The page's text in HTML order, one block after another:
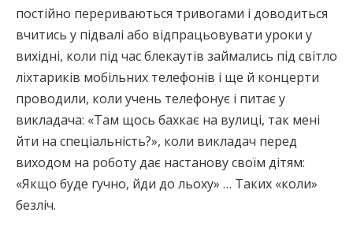
постійно перериваються тривогами і доводиться
вчитись у підвалі або відпрацьовувати уроки у
вихідні, коли під час блекаутів займались під світло
ліхтариків мобільних телефонів і ще й концерти
проводили, коли учень телефонує і питає у
викладача: «Там щось бахкає на вулиці, так мені
йти на спеціальність?», коли викладач перед
виходом на роботу дає настанову своїм дітям:
«Якщо буде гучно, йди до льоху» … Таких «коли»
безліч.